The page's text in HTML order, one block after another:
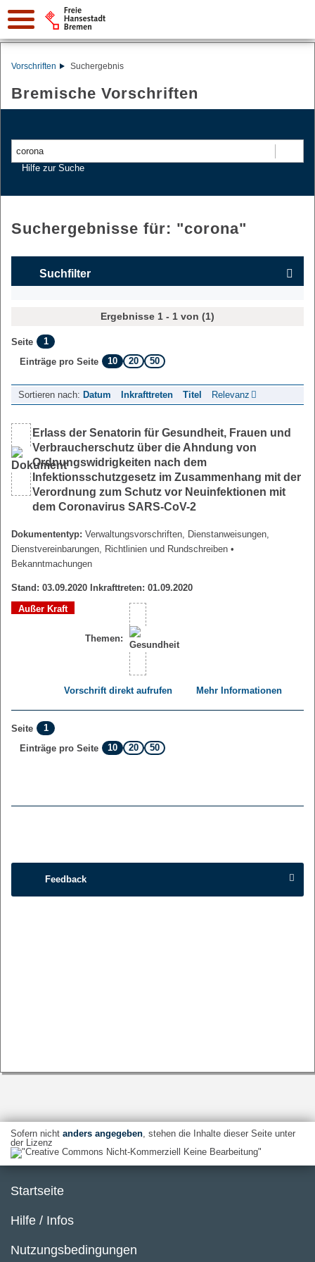
Vorschriften Suchergebnis
Bremische Vorschriften
Hilfe zur Suche
Suchergebnisse für: "corona"
Suchfilter
Ergebnisse 1 - 1 von (1)
Seite
1
Einträge pro Seite
10 20 50
Sortieren nach: Datum Inkrafttreten Titel Relevanz
Erlass der Senatorin für Gesundheit, Frauen und
Verbraucherschutz über die Ahndung von
Ordnungswidrigkeiten nach dem
Infektionsschutzgesetz im Zusammenhang mit der
Verordnung zum Schutz vor Neuinfektionen mit
dem Coronavirus SARS-CoV-2
Dokumententyp: Verwaltungsvorschriften, Dienstanweisungen,
Dienstvereinbarungen, Richtlinien und Rundschreiben •
Bekanntmachungen
Stand: 03.09.2020 Inkrafttreten: 01.09.2020
Außer Kraft
Themen:
Vorschrift direkt aufrufen Mehr Informationen
Seite
1
Einträge pro Seite
10 20 50
Feedback
Sofern nicht anders angegeben, stehen die Inhalte dieser Seite unter
der Lizenz
Startseite
Hilfe / Infos
Nutzungsbedingungen